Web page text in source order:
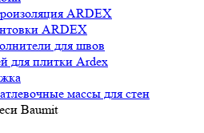
ARDEX
ARDEX
для швов
для плитки Ardex
массы для стен
Baumit